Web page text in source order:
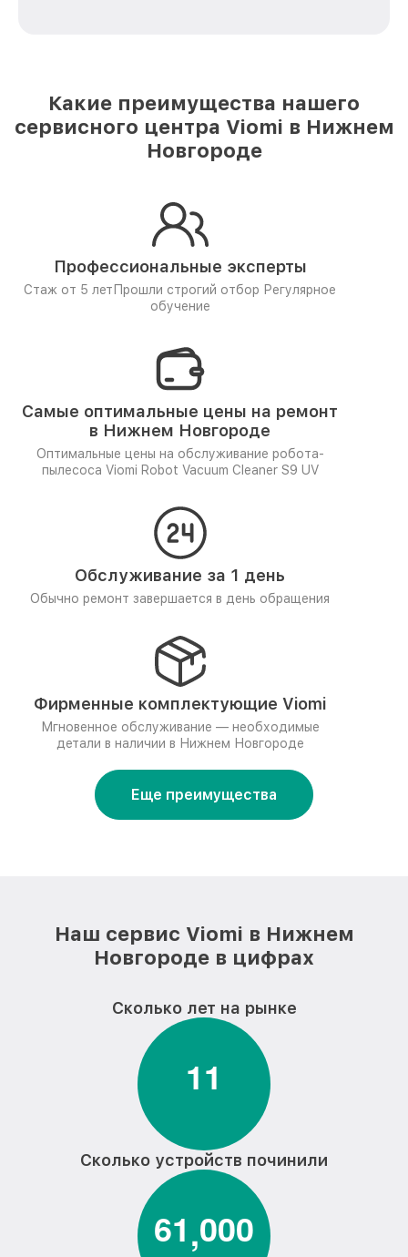
Какие преимущества нашего
сервисного центра Viomi в Нижнем
Новгороде
Профессиональные эксперты
Стаж от 5 лет Прошли строгий отбор Регулярное
обучение
Самые оптимальные цены на ремонт
в Нижнем Новгороде
Оптимальные цены на обслуживание робота-
пылесоса Viomi Robot Vacuum Cleaner S9 UV
Обслуживание за 1 день
Обычно ремонт завершается в день обращения
Фирменные комплектующие Viomi
Мгновенное обслуживание — необходимые
детали в наличии в Нижнем Новгороде
Еще преимущества
Наш сервис Viomi в Нижнем
Новгороде в цифрах
Сколько лет на рынке
11
Сколько устройств починили
61,000